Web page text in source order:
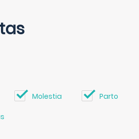
Molestia Parto